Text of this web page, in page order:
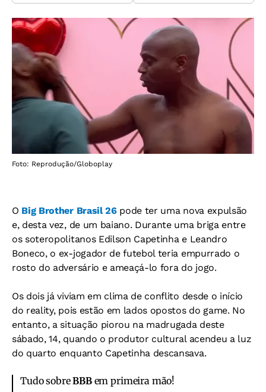
Foto: Reprodução/Globoplay
O Big Brother Brasil 26pode ter uma nova expulsão
e, desta vez, de um baiano. Durante uma briga entre
os soteropolitanos Edilson Capetinha e Leandro
Boneco, o ex-jogador de futebol teria empurrado o
rosto do adversário e ameaçá-lo fora do jogo.
Os dois já viviam em clima de conflito desde o início
do reality, pois estão em lados opostos do game. No
entanto, a situação piorou na madrugada deste
sábado, 14, quando o produtor cultural acendeu aluz
do quarto enquanto Capetinha descansava.
Tudo sobreBBBem primeira mão!